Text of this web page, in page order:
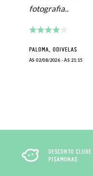
fotografia..
PALOMA, ODIVELAS
ÀS 02/08/2026 - ÀS 21:15
DESCONTO CLUBE
PISAMONAS